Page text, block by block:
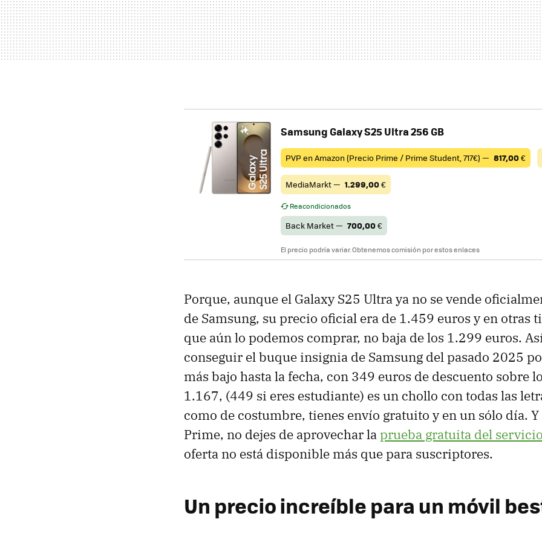
Samsung Galaxy S25 Ultra 256 GB
PVP en Amazon (Precio Prime / Prime Student, 717€) — 817,00€
MediaMarkt — 1.299,00€
Reacondicionados
Back Market — 700,00€
El precio podría variar. Obtenemos comisión por estos enlaces
Porque, aunque el Galaxy S25 Ultra ya no se vende
de Samsung, su precio oficial era de 1.459 euros y en otras
que aún lo podemos comprar, no baja de los 1.299 euros.
conseguir el buque insignia de Samsung del pasado 2025
más bajo hasta la fecha, con 349 euros de descuento sobre
1.167, (449 si eres estudiante) es un chollo con todas las
como de costumbre, tienes envío gratuito y en un sólo día. Y
Prime, no dejes de aprovechar laprueba gratuita del servicio
oferta no está disponible más que para suscriptores.
Un precio increíble para un móvil